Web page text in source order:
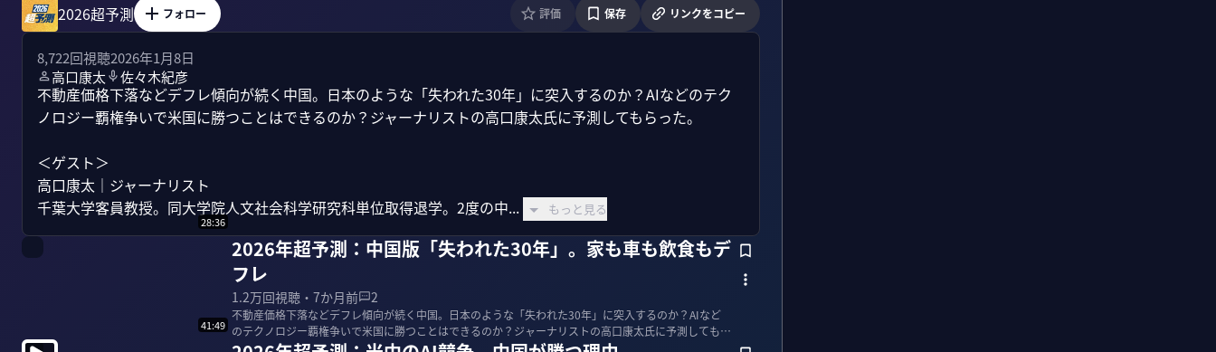
2026超予測 フォロー 評価 保存 リンクをコピー
8,722回視聴2026年1月8日
高口康太
佐々木紀彦
不動産価格下落などデフレ傾向が続く中国。日本のような「失われた30年」に突入するのか？AIなどのテク
ノロジー覇権争いで米国に勝つことはできるのか？ジャーナリストの高口康太氏に予測してもらった。
＜ゲスト＞
高口康太｜ジャーナリスト
千葉大学客員教授。同大学院人文社会科学研究科単位取得退学。2度の中...
もっと見る
28:36
2026年超予測：中国版「失われた30年」。家も車も飲食もデ
フレ
1.2万回視聴・ 7か月前 2
不動産価格下落などデフレ傾向が続く中国。日本のような「失われた30年」に突入するのか？AIなど
のテクノロジー覇権争いで米国に勝つことはできるのか？ジャーナリストの高口康太氏に予測してもら
った。 ＜ゲ...
41:49